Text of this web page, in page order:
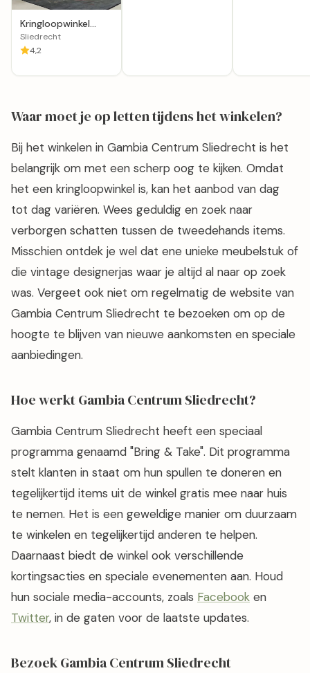
Kringloopwinkel
MarieOlief in
Sliedrecht
Sliedrecht
4,2
Waar moet je op letten tijdens het winkelen?
Bij het winkelen in Gambia Centrum Sliedrecht is het
belangrijk om met een scherp oog te kijken. Omdat
het een kringloopwinkel is, kan het aanbod van dag
tot dag variëren. Wees geduldig en zoek naar
verborgen schatten tussen de tweedehands items.
Misschien ontdek je wel dat ene unieke meubelstuk of
die vintage designerjas waar je altijd al naar op zoek
was. Vergeet ook niet om regelmatig de website van
Gambia Centrum Sliedrecht te bezoeken om op de
hoogte te blijven van nieuwe aankomsten en speciale
aanbiedingen.
Hoe werkt Gambia Centrum Sliedrecht?
Gambia Centrum Sliedrecht heeft een speciaal
programma genaamd "Bring & Take". Dit programma
stelt klanten in staat om hun spullen te doneren en
tegelijkertijd items uit de winkel gratis mee naar huis
te nemen. Het is een geweldige manier om duurzaam
te winkelen en tegelijkertijd anderen te helpen.
Daarnaast biedt de winkel ook verschillende
kortingsacties en speciale evenementen aan. Houd
hun sociale media-accounts, zoals Facebook en
Twitter, in de gaten voor de laatste updates.
Bezoek Gambia Centrum Sliedrecht